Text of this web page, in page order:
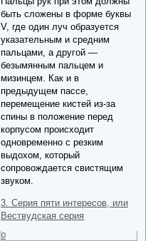
быть сложены в форме буквы
V, где один луч образуется
указательным и средним
пальцами, а другой —
безымянным пальцем и
мизинцем. Как и в
предыдущем пассе,
перемещение кистей из-за
спины в положение перед
корпусом происходит
одновременно с резким
выдохом, который
сопровождается свистящим
звуком.
3. Серия пяти интересов, или
Вествудская серия
0